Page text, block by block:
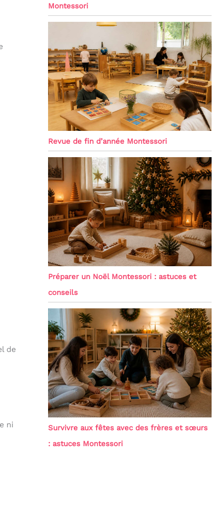
de
ni
Montessori
Revue de fin d’année Montessori
Préparer un Noël Montessori : astuces et
conseils
Survivre aux fêtes avec des frères et sœurs
: astuces Montessori